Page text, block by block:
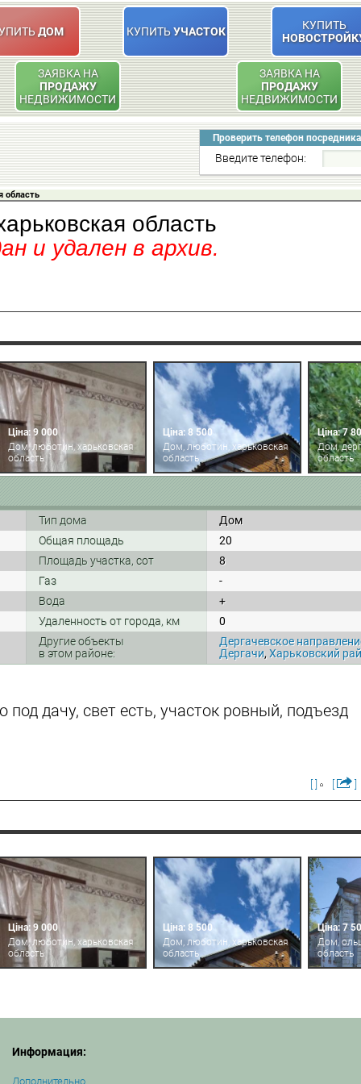
ДОМ КУПИТЬУЧАСТОК
КУПИТЬ
ЗАЯВКА НА
ПРОДАЖУ
НЕДВИЖИМОСТИ
ЗАЯВКА НА
ПРОДАЖУ
НЕДВИЖИМОСТИ
Проверить телефон посредника
Введите телефон:
область
область
и удален в архив.
Ціна: 9 000
Дом, люботин, харьковская
область
Ціна: 8 500
Дом, люботин, харьковская
область
Ціна: 7
Дом,
область
Тип дома
Дом
Общая площадь
20
Площадь участка, сот
8
Газ
-
Вода
+
Удаленность от города, км
0
Другие объекты
в этом районе:
Дергачевское
Дергачи, Харьковский
дачу, свет есть, участок ровный, подъезд
Ціна: 9 000
Дом, люботин, харьковская
область
Ціна: 8 500
Дом, люботин, харьковская
область
Ціна: 7
Дом,
область
Информация:
Дополнительно